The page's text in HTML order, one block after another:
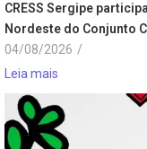
CRESS Sergipe
Nordeste do Conjunto
04/08/2026 /
Leia mais